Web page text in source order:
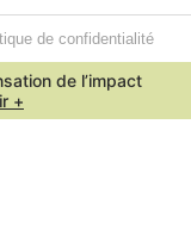
de confidentialité
de l’impact
+